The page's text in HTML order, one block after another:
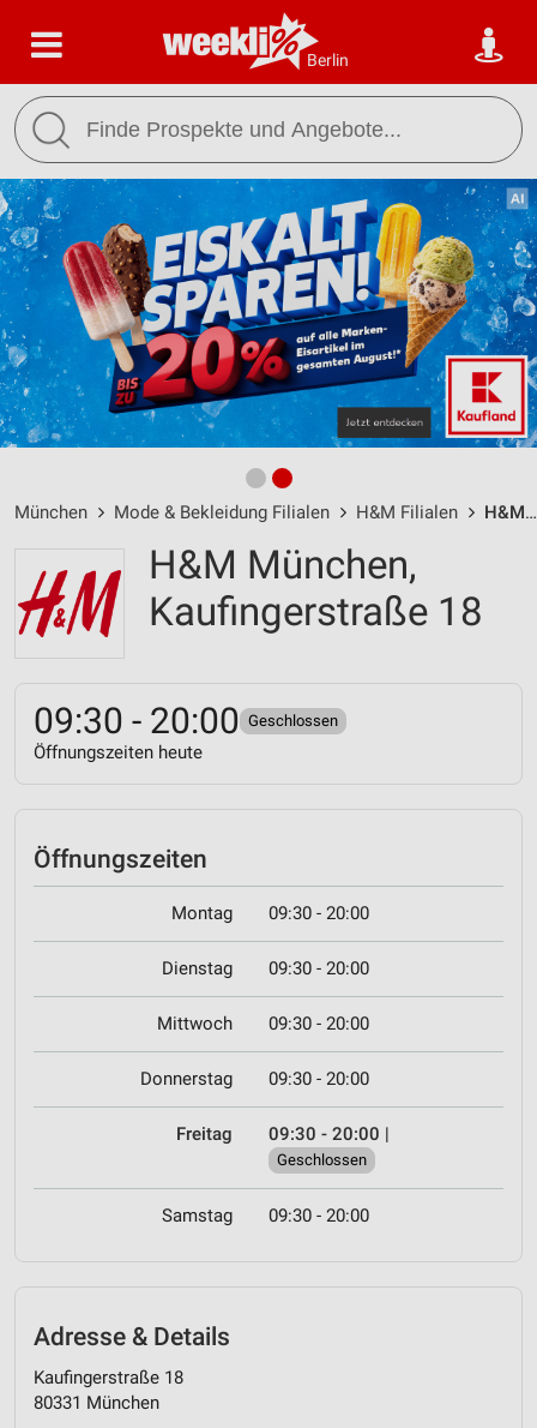
Berlin
München Mode & Bekleidung Filialen H&M Filialen H&M München / Kaufingerstraße 18 - Öffnungszeiten & Adresse
H&M München,
Kaufingerstraße 18
09:30 - 20:00 Geschlossen
Öffnungszeiten heute
Öffnungszeiten
Montag 09:30 - 20:00
Dienstag 09:30 - 20:00
Mittwoch 09:30 - 20:00
Donnerstag 09:30 - 20:00
Freitag 09:30 - 20:00 |
Geschlossen
Samstag 09:30 - 20:00
Adresse & Details
Kaufingerstraße 18
80331 München